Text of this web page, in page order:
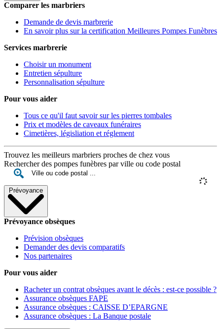
Comparer les marbriers
Demande de devis marbrerie
En savoir plus sur la certification Meilleures Pompes Funèbres
Services marbrerie
Choisir un monument
Entretien sépulture
Personnalisation sépulture
Pour vous aider
Tous ce qu'il faut savoir sur les pierres tombales
Prix et modèles de caveaux funéraires
Cimetières, législiation et réglement
Trouvez les meilleurs marbriers proches de chez vous
Rechercher des pompes funèbres par ville ou code postal
Prévoyance
Prévoyance obsèques
Prévision obsèques
Demander des devis comparatifs
Nos partenaires
Pour vous aider
Racheter un contrat obsèques avant le décès : est-ce possible ?
Assurance obsèques FAPE
Assurance obsèques : CAISSE D’EPARGNE
Assurance obsèques : La Banque postale